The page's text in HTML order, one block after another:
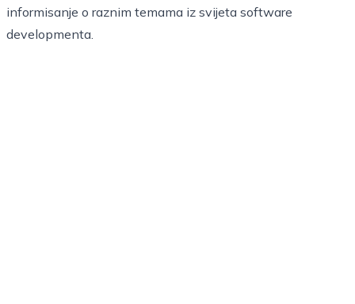
informisanje o raznim temama iz svijeta software
developmenta.